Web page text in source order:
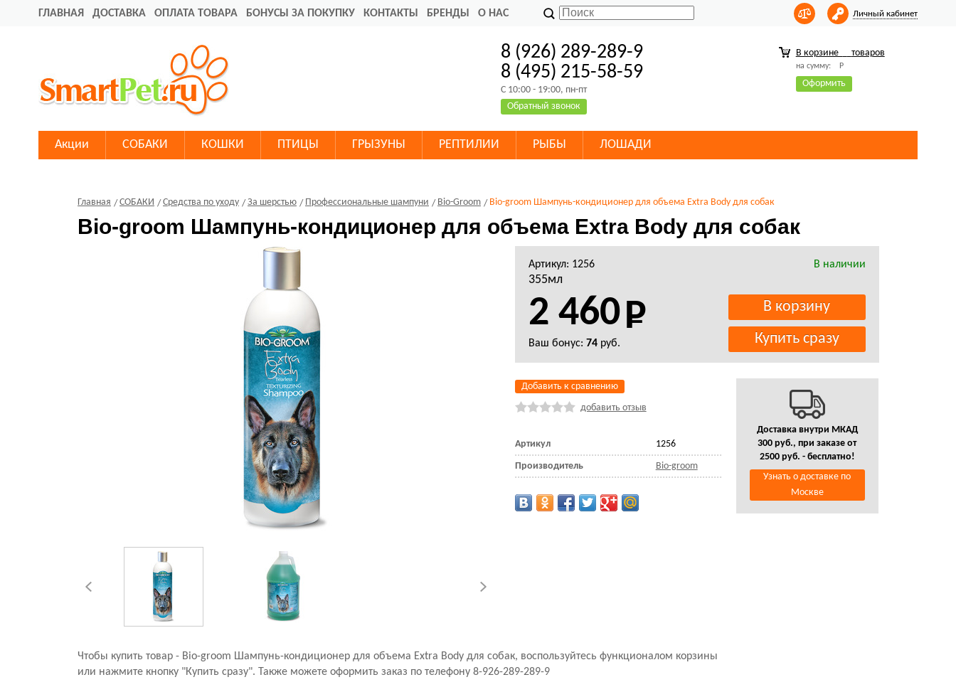
ГЛАВНАЯ ДОСТАВКА ОПЛАТА ТОВАРА БОНУСЫ ЗА ПОКУПКУ КОНТАКТЫ БРЕНДЫ О НАС Личный кабинет
8 (926) 289-289-9
8 (495) 215-58-59
C 10:00 - 19:00, пн-пт
Обратный звонок
В корзине товаров
на сумму: Р
Оформить
Акции СОБАКИ КОШКИ ПТИЦЫ ГРЫЗУНЫ РЕПТИЛИИ РЫБЫ ЛОШАДИ
Главная СОБАКИ Средства по уходу За шерстью Профессиональные шампуни Bio-Groom Bio-groom Шампунь-кондиционер для объема Extra Body для собак
Bio-groom Шампунь-кондиционер для объема Extra Body для собак
Артикул: 1256 В наличии
355мл
2 460
Ваш бонус: 74руб.
Добавить к сравнению
добавить отзыв
Артикул 1256
Производитель Bio-groom
Чтобы купить товар - Bio-groom Шампунь-кондиционер для объема Extra Body для собак, воспользуйтесь функционалом корзины
или нажмите кнопку "Купить сразу". Также можете оформить заказ по телефону 8-926-289-289-9
Доставка внутри МКАД
300 руб., при заказе от
2500 руб. - бесплатно!
Узнать о доставке по
Москве